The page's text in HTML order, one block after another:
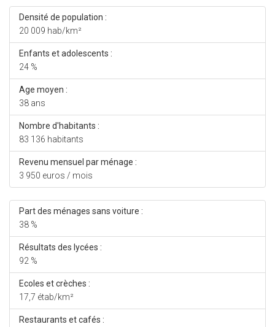
Densité de population :
20 009 hab/km²
Enfants et adolescents :
24 %
Age moyen :
38 ans
Nombre d'habitants :
83 136 habitants
Revenu mensuel par ménage :
3 950 euros / mois
Part des ménages sans voiture :
38 %
Résultats des lycées :
92 %
Ecoles et crèches :
17,7 étab/km²
Restaurants et cafés :